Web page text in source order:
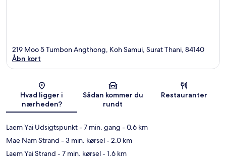
Kort
219 Moo 5 Tumbon Angthong, Koh Samui, Surat Thani, 84140
Åbn kort
Hvad ligger i
nærheden?
Sådan kommer du
rundt
Restauranter
Laem Yai Udsigtspunkt- 7 min. gang - 0.6 km
Mae Nam Strand - 3 min. kørsel- 2.0 km
Laem Yai Strand - 7 min. kørsel- 1.6 km